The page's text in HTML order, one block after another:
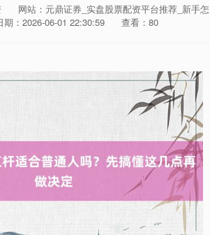
网站：元鼎证券_实盘股票配资平台推荐_新手怎
期：2026-06-01 22:30:59 查看：80